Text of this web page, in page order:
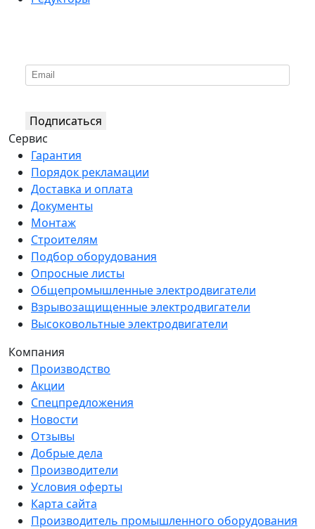
Подписаться
Сервис
Гарантия
Порядок рекламации
Доставка и оплата
Документы
Монтаж
Строителям
Подбор оборудования
Опросные листы
Общепромышленные электродвигатели
Взрывозащищенные электродвигатели
Высоковольтные электродвигатели
Компания
Производство
Акции
Спецпредложения
Новости
Отзывы
Добрые дела
Производители
Условия оферты
Карта сайта
Производитель промышленного оборудования